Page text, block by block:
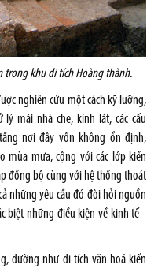
trong khu di tích Hoàng thành.
nghiên cứu một cách kỹ lưỡng,
mái nhà che, kính lát, các cấu
nơi đây vốn không ổn định,
mùa mưa, cộng với các lớp kiến
đồng bộ cùng với hệ thống thoát
những yêu cầu đó đòi hỏi nguồn
biệt những điều kiện về kinh tế -
dường như di tích văn hoá kiến